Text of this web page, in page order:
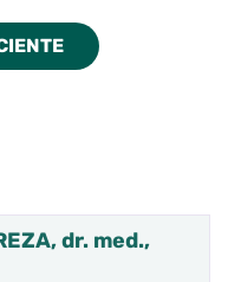
dr. med.,